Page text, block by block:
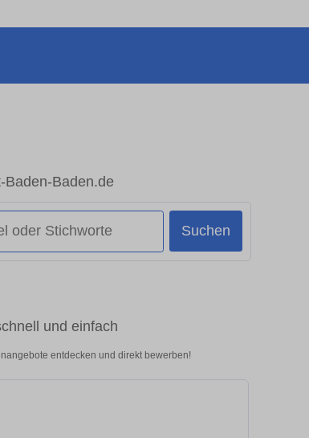
Baden-Baden.de
Suchen
und einfach
entdecken und direkt bewerben!